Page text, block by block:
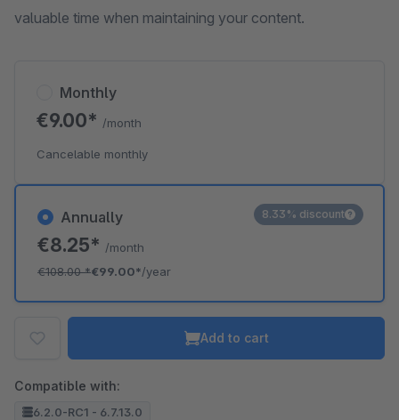
valuable time when maintaining your content.
Annually
€8.25* /month
€108.00*€99.00*/year
8.33% discount
Monthly
€9.00* /month
Cancelable monthly
Add to cart
Compatible with:
6.2.0-RC1 - 6.7.13.0